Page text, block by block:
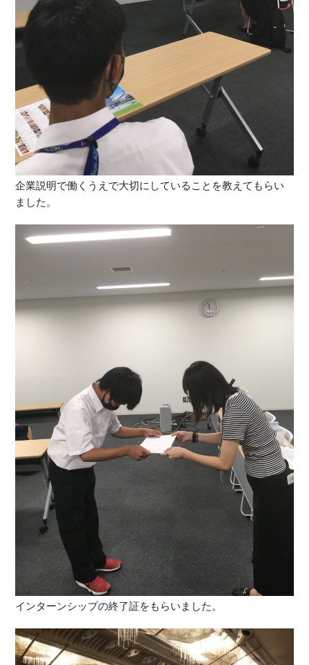
企業説明で働くうえで大切にしていることを教えてもらい
ました。
インターンシップの終了証をもらいました。